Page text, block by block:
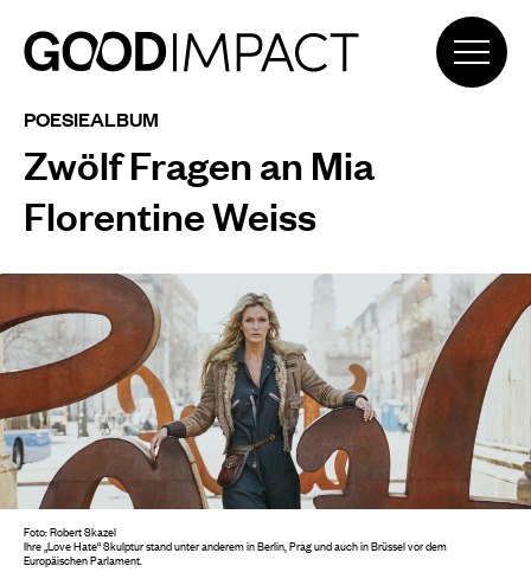
POESIEALBUM
Zwölf Fragen an Mia
Florentine Weiss
Foto: Robert Skazel
Ihre „Love Hate“ Skulptur stand unter anderem in Berlin, Prag und auch in Brüssel vor dem
Europäischen Parlament.